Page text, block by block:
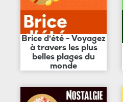
Brice d'été - Voyagez
à travers les plus
belles plages du
monde